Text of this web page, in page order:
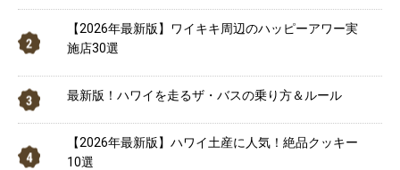
【2026年最新版】ワイキキ周辺のハッピーアワー実
施店30選
最新版！ハワイを走るザ・バスの乗り方＆ルール
【2026年最新版】ハワイ土産に人気！絶品クッキー
10選